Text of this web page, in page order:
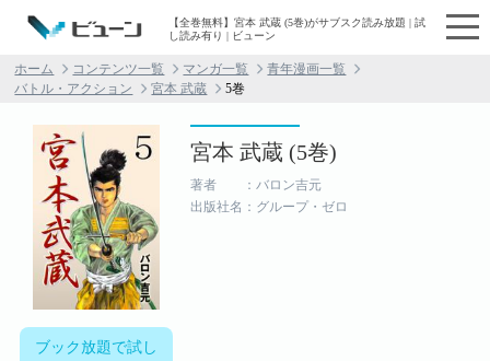
【全巻無料】宮本 武蔵 (5巻)がサブスク読み放題 | 試
し読み有り | ビューン
ホーム コンテンツ一覧 マンガ一覧
青年漫画一覧
バトル・アクション
宮本 武蔵 5巻
ブック放題で試し
宮本 武蔵 (5巻)
著者 ：バロン吉元
出版社名：グループ・ゼロ